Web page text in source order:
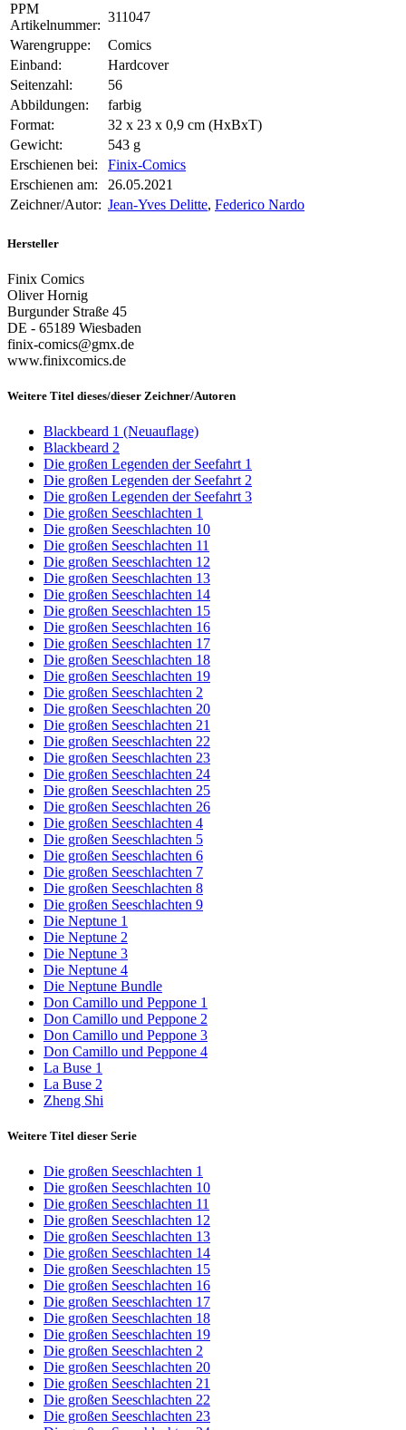
PPM
Artikelnummer:
311047
Warengruppe:
Comics
Einband:
Hardcover
Seitenzahl:
56
Abbildungen:
farbig
Format:
32 x 23 x 0,9 cm (HxBxT)
Gewicht:
543 g
Erschienen bei:
Finix-Comics
Erschienen am:
26.05.2021
Zeichner/Autor: Jean-Yves Delitte, Federico Nardo
Hersteller
Finix Comics
Oliver Hornig
Burgunder Straße 45
DE - 65189 Wiesbaden
finix-comics@gmx.de
www.finixcomics.de
Weitere Titel dieses/dieser Zeichner/Autoren
Blackbeard 1 (Neuauflage)
Blackbeard 2
Die großen Legenden der Seefahrt 1
Die großen Legenden der Seefahrt 2
Die großen Legenden der Seefahrt 3
Die großen Seeschlachten 1
Die großen Seeschlachten 10
Die großen Seeschlachten 11
Die großen Seeschlachten 12
Die großen Seeschlachten 13
Die großen Seeschlachten 14
Die großen Seeschlachten 15
Die großen Seeschlachten 16
Die großen Seeschlachten 17
Die großen Seeschlachten 18
Die großen Seeschlachten 19
Die großen Seeschlachten 2
Die großen Seeschlachten 20
Die großen Seeschlachten 21
Die großen Seeschlachten 22
Die großen Seeschlachten 23
Die großen Seeschlachten 24
Die großen Seeschlachten 25
Die großen Seeschlachten 26
Die großen Seeschlachten 4
Die großen Seeschlachten 5
Die großen Seeschlachten 6
Die großen Seeschlachten 7
Die großen Seeschlachten 8
Die großen Seeschlachten 9
Die Neptune 1
Die Neptune 2
Die Neptune 3
Die Neptune 4
Die Neptune Bundle
Don Camillo und Peppone 1
Don Camillo und Peppone 2
Don Camillo und Peppone 3
Don Camillo und Peppone 4
La Buse 1
La Buse 2
Zheng Shi
Weitere Titel dieser Serie
Die großen Seeschlachten 1
Die großen Seeschlachten 10
Die großen Seeschlachten 11
Die großen Seeschlachten 12
Die großen Seeschlachten 13
Die großen Seeschlachten 14
Die großen Seeschlachten 15
Die großen Seeschlachten 16
Die großen Seeschlachten 17
Die großen Seeschlachten 18
Die großen Seeschlachten 19
Die großen Seeschlachten 2
Die großen Seeschlachten 20
Die großen Seeschlachten 21
Die großen Seeschlachten 22
Die großen Seeschlachten 23